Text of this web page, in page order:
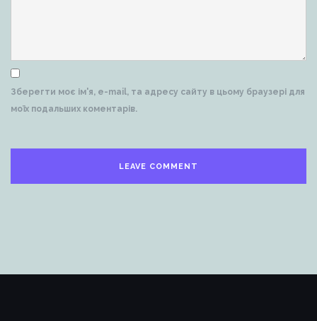
Зберегти моє ім'я, e-mail, та адресу сайту в цьому браузері для
моїх подальших коментарів.